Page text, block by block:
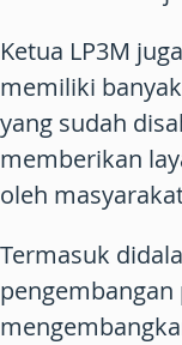
Ketua LP3M
memiliki
yang sudah
memberikan
oleh
Termasuk